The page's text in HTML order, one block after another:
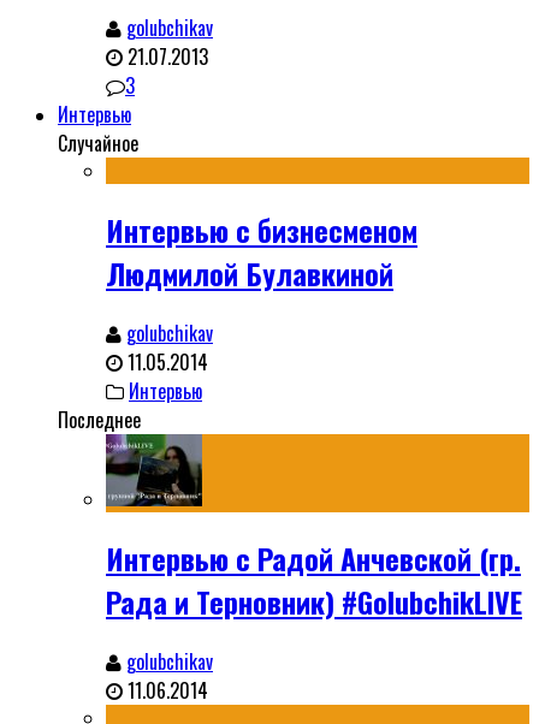
golubchikav
21.07.2013
3
Интервью
Случайное
Интервью с бизнесменом
Людмилой Булавкиной
golubchikav
11.05.2014
Интервью
Последнее
Интервью с Радой Анчевской (гр.
Рада и Терновник) #GolubchikLIVE
golubchikav
11.06.2014